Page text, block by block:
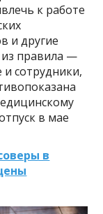
к работе
и другие
из правила —
сотрудники,
в мае
в